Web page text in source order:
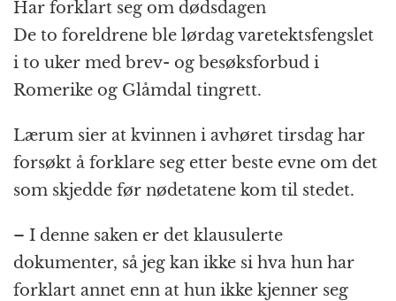
Har forklart seg om dødsdagen
De to foreldrene ble lørdag varetektsfengslet
i to uker med brev- og besøksforbud i
Romerike og Glåmdal tingrett.
Lærum sier at kvinnen i avhøret tirsdag har
forsøkt å forklare seg etter beste evne om det
som skjedde før nødetatene kom til stedet.
– I denne saken er det klausulerte
dokumenter, så jeg kan ikke si hva hun har
forklart annet enn at hun ikke kjenner seg